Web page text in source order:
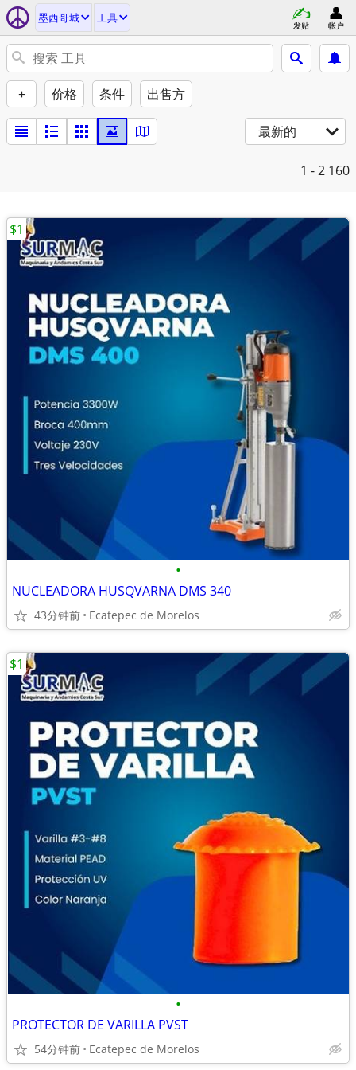
墨西哥城 工具
发贴 帐户
+ 价格 条件 出售方
最新的
1 - 2 160
•
NUCLEADORA HUSQVARNA DMS 340
43分钟前 Ecatepec de Morelos
$1
•
PROTECTOR DE VARILLA PVST
54分钟前 Ecatepec de Morelos
$1